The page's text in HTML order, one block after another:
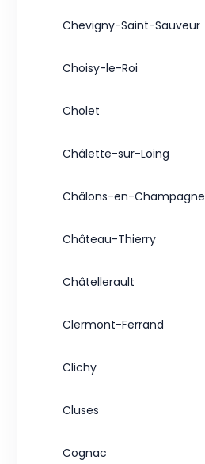
Chevigny-Saint-Sauveur
Choisy-le-Roi
Cholet
Châlette-sur-Loing
Châlons-en-Champagne
Château-Thierry
Châtellerault
Clermont-Ferrand
Clichy
Cluses
Cognac